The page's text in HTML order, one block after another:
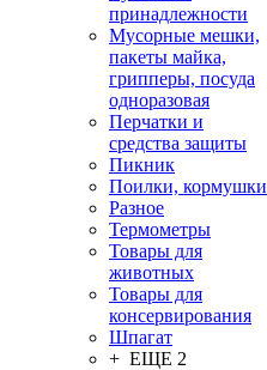
принадлежности
Мусорные мешки,
пакеты майка,
грипперы, посуда
одноразовая
Перчатки и
средства защиты
Пикник
Поилки, кормушки
Разное
Термометры
Товары для
животных
Товары для
консервирования
Шпагат
+ ЕЩЕ 2